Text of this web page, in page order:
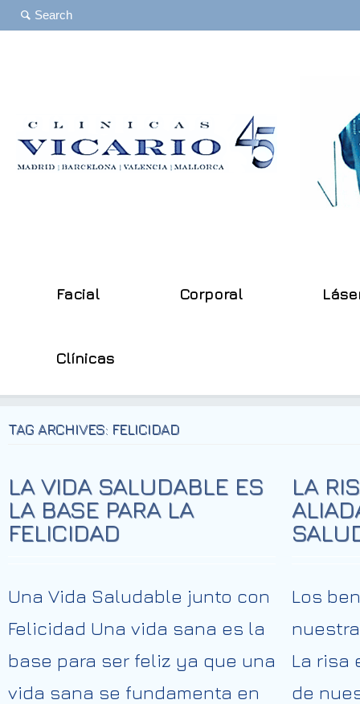
Facial Corporal
Clínicas
TAG ARCHIVES: FELICIDAD
LA VIDA SALUDABLE ES
LA BASE PARA LA
FELICIDAD
Una Vida Saludable junto con
Felicidad Una vida sana es la
base para ser feliz ya que una
vida sana se fundamenta en
LA
Los
La risa
de